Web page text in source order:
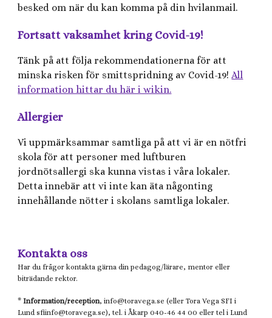
besked om när du kan komma på din hvilanmail.
Fortsatt vaksamhet kring Covid-19!
Tänk på att följa rekommendationerna för att
minska risken för smittspridning av Covid-19!All
information hittar du här i wikin.
Allergier
Vi uppmärksammar samtliga på att vi är en nötfri
skola för att personer med luftburen
jordnötsallergi ska kunna vistas i våra lokaler.
Detta innebär att vi inte kan äta någonting
innehållande nötter i skolans samtliga lokaler.
Kontakta oss
Har du frågor kontakta gärna din pedagog/lärare, mentor eller
biträdande rektor.
*Information/reception, info@toravega.se (ellerTora Vega SFI i
Lundsfiinfo@toravega.se), tel. i Åkarp 040-46 44 00 eller tel i Lund